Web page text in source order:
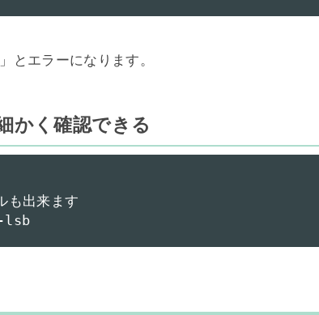
とエラーになります。
かく確認できる
出来ます
lsb